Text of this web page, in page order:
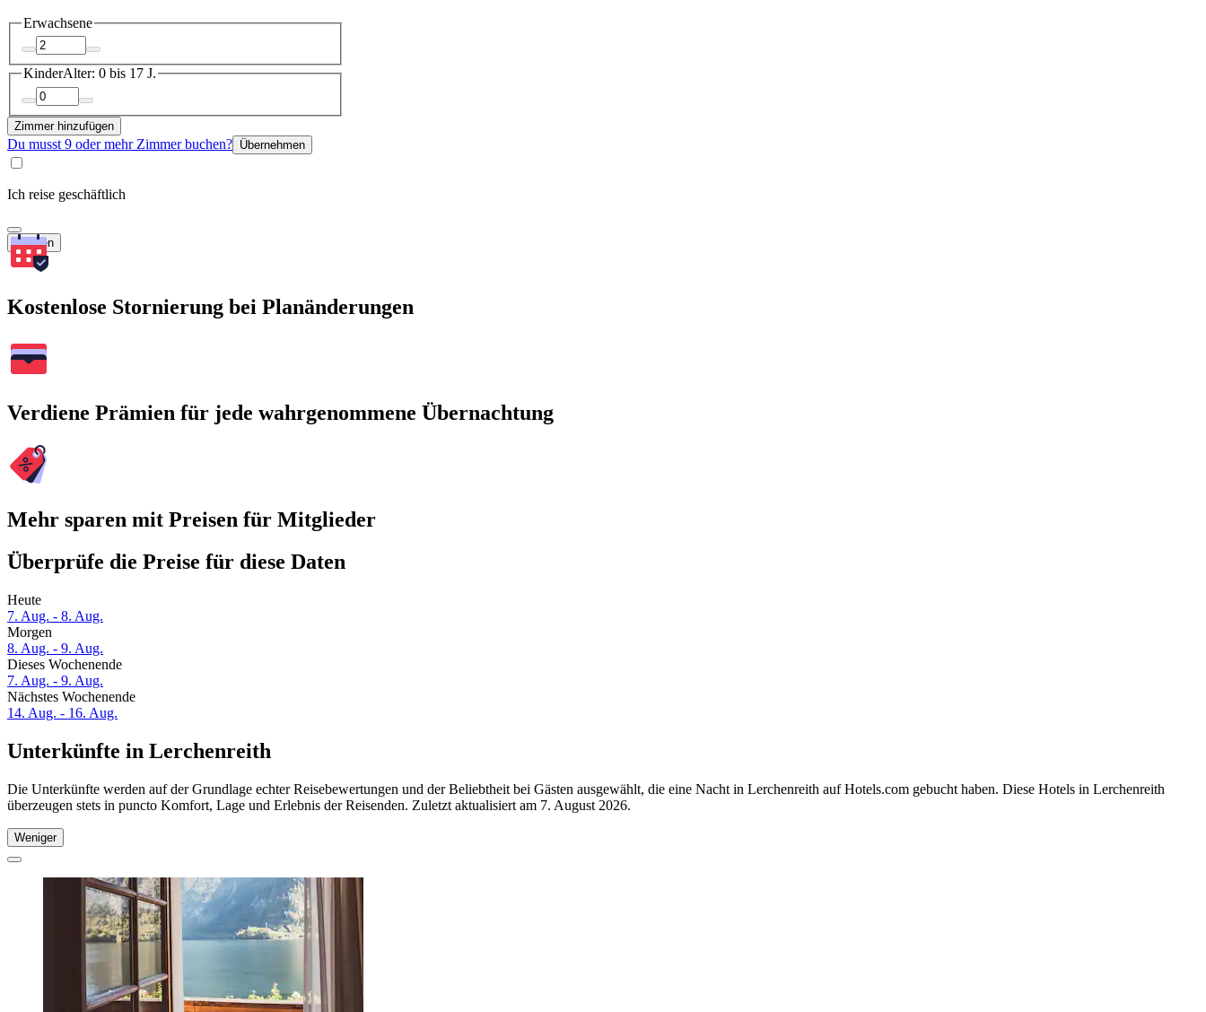
Erwachsene
KinderAlter: 0 bis 17 J.
Zimmer hinzufügen
Du musst 9 oder mehr Zimmer buchen? Übernehmen
Ich reise geschäftlich
Suchen
Kostenlose Stornierung bei Planänderungen
Verdiene Prämien für jede wahrgenommene Übernachtung
Mehr sparen mit Preisen für Mitglieder
Überprüfe die Preise für diese Daten
Heute
7. Aug. - 8. Aug.
Morgen
8. Aug. - 9. Aug.
Dieses Wochenende
7. Aug. - 9. Aug.
Nächstes Wochenende
14. Aug. - 16. Aug.
Unterkünfte in Lerchenreith
Die Unterkünfte werden auf der Grundlage echter Reisebewertungen und der Beliebtheit bei Gästen ausgewählt, die eine Nacht in Lerchenreith auf Hotels.com gebucht haben. Diese Hotels in Lerchenreith
überzeugen stets in puncto Komfort, Lage und Erlebnis der Reisenden. Zuletzt aktualisiert am 7. August 2026.
Weniger